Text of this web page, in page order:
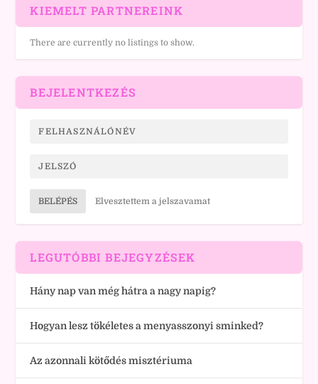
KIEMELT PARTNEREINK
There are currently no listings to show.
BEJELENTKEZÉS
BELÉPÉS Elvesztettem a jelszavamat
LEGUTÓBBI BEJEGYZÉSEK
Hány nap van még hátra a nagy napig?
Hogyan lesz tökéletes a menyasszonyi sminked?
Az azonnali kötődés misztériuma